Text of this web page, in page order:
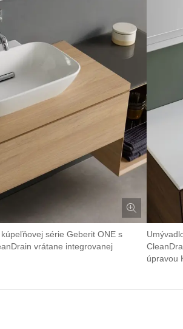
série Geberit ONE s
vrátane integrovanej
úpravou